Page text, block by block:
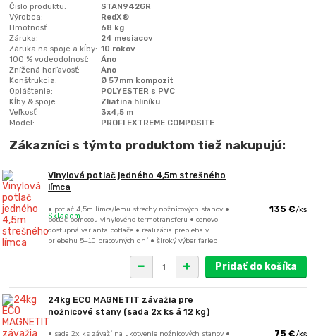
Číslo produktu:
STAN942GR
Výrobca:
RedX®
Hmotnosť:
68 kg
Záruka:
24 mesiacov
Záruka na spoje a kĺby: 10 rokov
100 % vodeodolnosť:
Áno
Znížená horľavosť:
Áno
Konštrukcia:
Ø 57mm kompozit
Opláštenie:
POLYESTER s PVC
Kĺby & spoje:
Zliatina hliníku
Veľkosť:
3x4,5 m
Model:
PROFI EXTREME COMPOSITE
Zákazníci s týmto produktom tiež nakupujú:
Vinylová potlač jedného 4,5m strešného
límca
• potlač 4,5m límca/lemu strechy nožnicových stanov •
potlač pomocou vinylového termotransferu • cenovo
dostupná varianta potlače • realizácia prebieha v
priebehu 5–10 pracovných dní • široký výber farieb
135 €/ks
Skladom
Pridať do košíka
24kg ECO MAGNETIT závažia pre
nožnicové stany (sada 2x ks á 12 kg)
• sada 2x ks závaží na ukotvenie nožnicových stanov •
75 €/ks